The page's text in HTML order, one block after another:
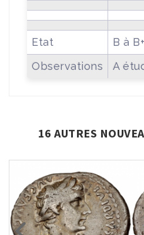
Etat
B à B+
Observations
A
16 AUTRES